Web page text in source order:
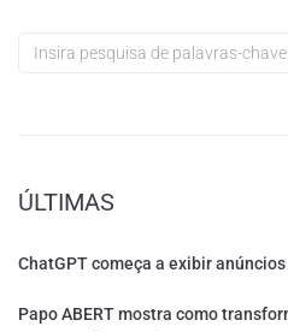
ÚLTIMAS
ChatGPT começa a exibir
Papo ABERT mostra como